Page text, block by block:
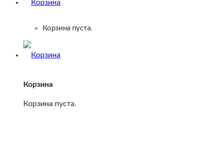
Корзина пуста.
Корзина
Корзина пуста.